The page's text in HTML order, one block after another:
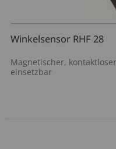
Winkelsensor RHF 28
Magnetischer,
einsetzbar